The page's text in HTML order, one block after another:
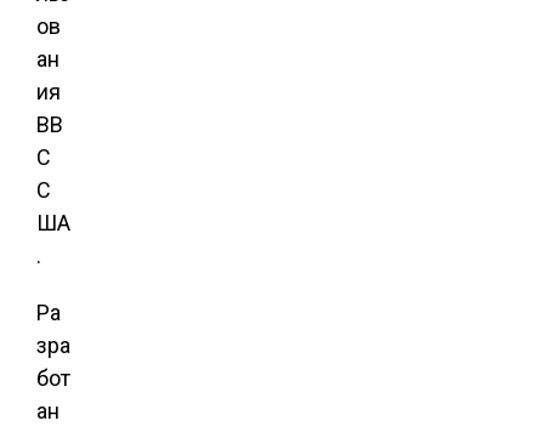
ов
ан
ия
ВВ
С
С
ША
.
Ра
зра
бот
ан